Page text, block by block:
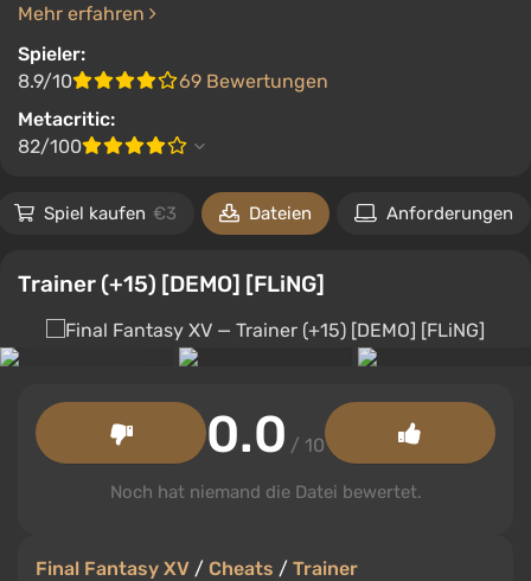
Mehr erfahren
Spieler:
8.9/10
69 Bewertungen
Metacritic:
82/100
Spiel kaufen €3 Dateien Anforderungen
Trainer (+15) [DEMO] [FLiNG]
Final Fantasy XV / Cheats / Trainer
0.0 / 10
Noch hat niemand die Datei bewertet.